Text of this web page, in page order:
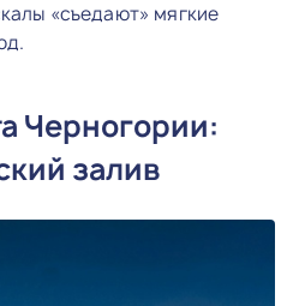
«съедают» мягкие
Черногории:
залив